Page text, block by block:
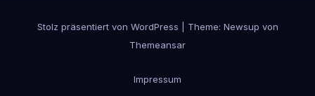
Stolz präsentiert von WordPress Theme: Newsup von
Themeansar
Impressum